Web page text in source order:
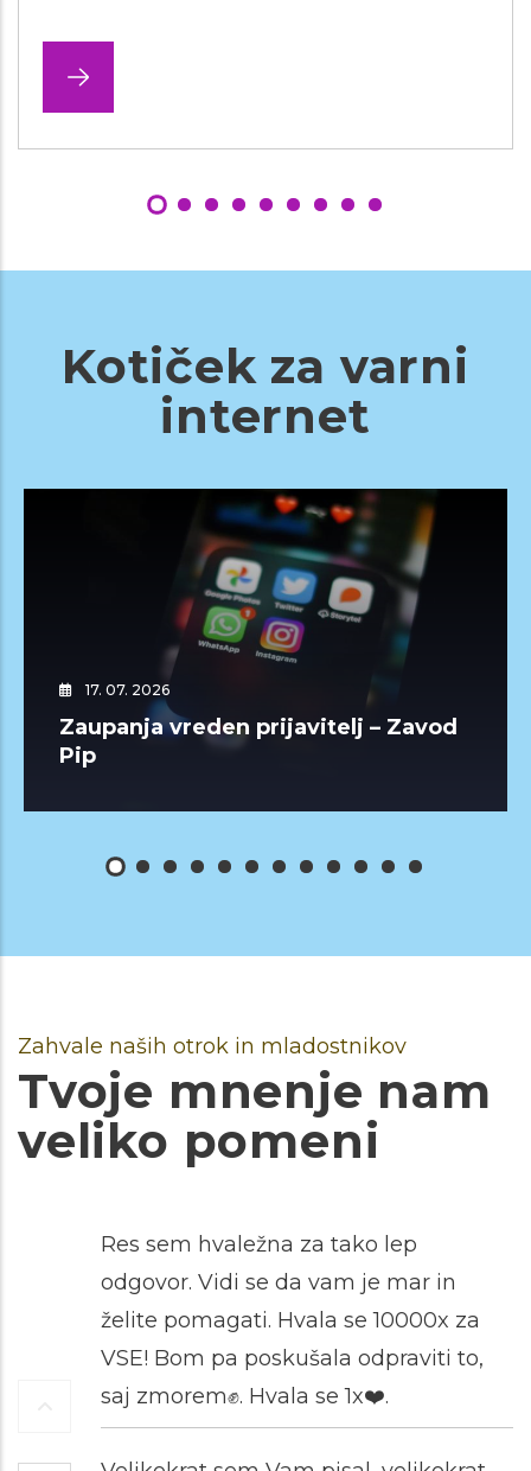
Kotiček za varni
internet
17. 07. 2026
Zaupanja vreden prijavitelj – Zavod
Pip
Zahvale naših otrok in mladostnikov
Tvoje mnenje nam
veliko pomeni
Res sem hvaležna za tako lep
odgovor. Vidi se da vam je mar in
želite pomagati. Hvala se 10000x za
VSE! Bom pa poskušala odpraviti to,
saj zmorem✊️. Hvala se 1x❤️.